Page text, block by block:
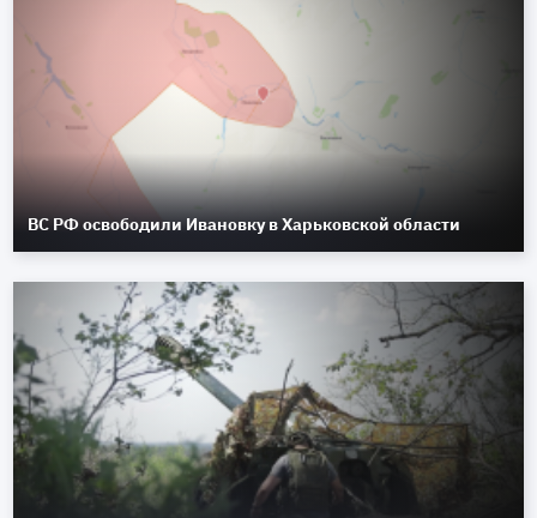
ВС РФ освободили Ивановку в Харьковской области